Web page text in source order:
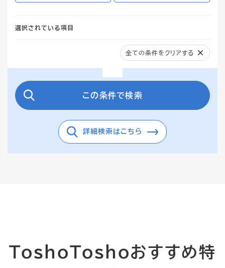
選択されている項目
全ての条件をクリアする
この条件で検索
詳細検索はこちら
ToshoToshoおすすめ特